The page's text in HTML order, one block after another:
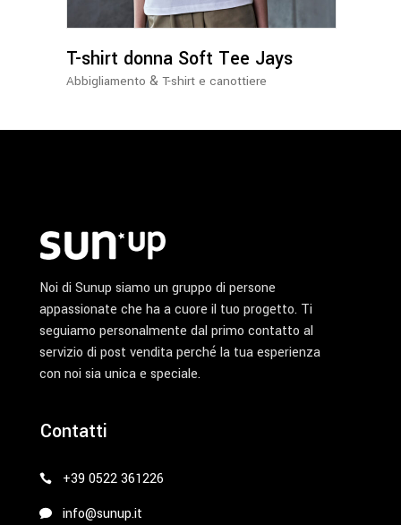
Le
opzioni
possono
essere
T-shirt donna Soft Tee Jays
Abbigliamento & T-shirt e canottiere
Noi di Sunup siamo un gruppo di persone
appassionate che ha a cuore il tuo progetto. Ti
seguiamo personalmente dal primo contatto al
servizio di post vendita perché la tua esperienza
con noi sia unica e speciale.
Contatti
+39 0522 361226
info@sunup.it